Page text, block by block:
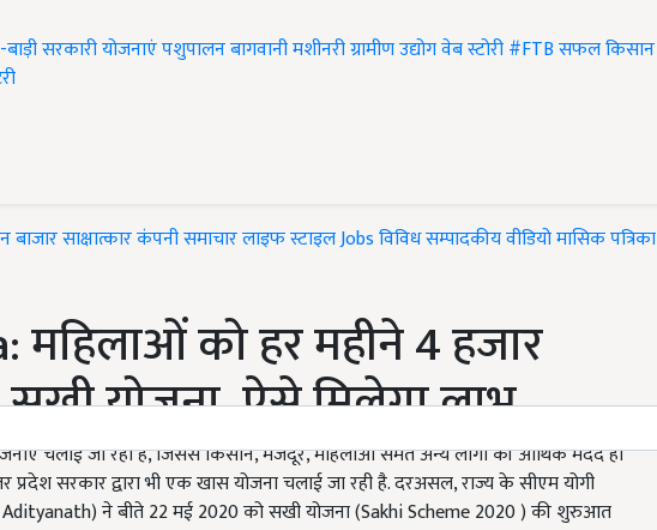
सरकारी योजनाएंपशुपालनबागवानीमशीनरीग्रामीण उद्योगवेब स्टोरी#FTBसफल किसान
बाजारसाक्षात्कारकंपनी समाचारलाइफ स्टाइलJobsविविधसम्पादकीयवीडियोमासिक पत्रिका
महिलाओं को हर महीने 4 हजार
योजना, ऐसे मिलेगा लाभ
चलाई जा रही हैं, जिससे किसान, मजदूर, महिलाओं समेत अन्य लोगों की आर्थिक मदद हो
प्रदेश सरकार द्वारा भी एक खास योजना चलाई जा रही है. दरअसल, राज्य के सीएम योगी
ने बीते 22 मई 2020 को सखी योजना (Sakhi Scheme 2020 ) की शुरुआत